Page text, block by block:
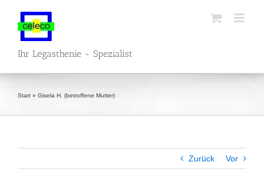
springen
Ihr Legasthenie - Spezialist
Start » Gisela H. (betroffene Mutter)
Zurück Vor